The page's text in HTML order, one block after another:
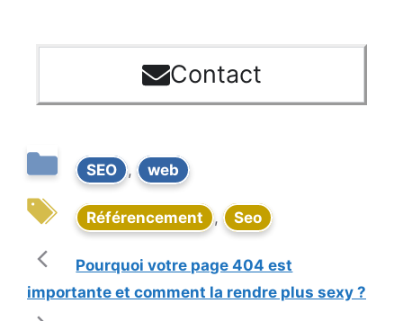
Contact
SEO , web
Référencement , Seo
Pourquoi votre page 404 est
importante et comment la rendre plus sexy ?